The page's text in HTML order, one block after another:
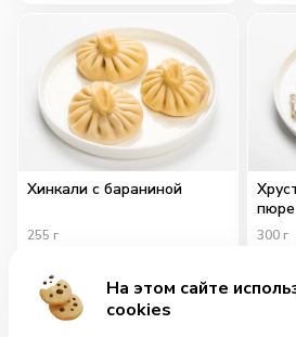
Хинкали с бараниной
255 г
299₽
300 г
На этом сайте
cookies